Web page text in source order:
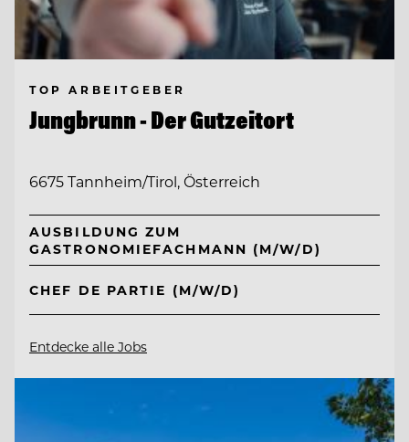
TOP ARBEITGEBER
Jungbrunn - Der Gutzeitort
6675 Tannheim/Tirol, Österreich
AUSBILDUNG ZUM
GASTRONOMIEFACHMANN (M/W/D)
CHEF DE PARTIE (M/W/D)
Entdecke alle Jobs